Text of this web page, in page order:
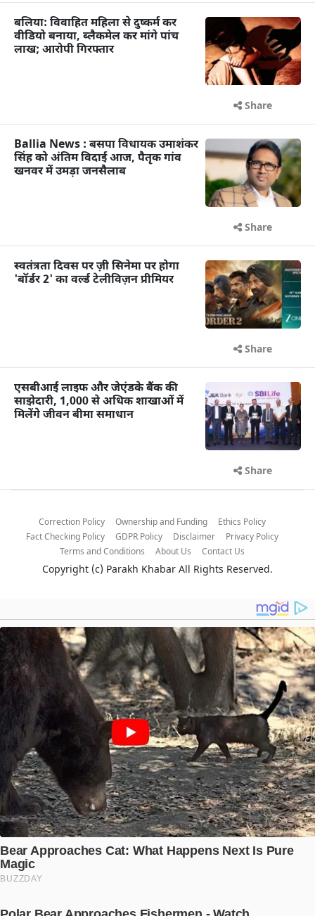
बलिया: विवाहित महिला से दुष्कर्म कर
वीडियो बनाया, ब्लैकमेल कर मांगे पांच
लाख; आरोपी गिरफ्तार
Share
Ballia News : बसपा विधायक उमाशंकर
सिंह को अंतिम विदाई आज, पैतृक गांव
खनवर में उमड़ा जनसैलाब
Share
स्वतंत्रता दिवस पर ज़ी सिनेमा पर होगा
'बॉर्डर 2' का वर्ल्ड टेलीविज़न प्रीमियर
Share
एसबीआई लाइफ और जेएंडके बैंक की
साझेदारी, 1,000 से अधिक शाखाओं में
मिलेंगे जीवन बीमा समाधान
Share
Correction Policy Ownership and Funding
Ethics Policy
Fact Checking Policy
GDPR Policy Disclaimer
Privacy Policy
Terms and Conditions
About Us Contact Us
Copyright (c) Parakh Khabar All Rights Reserved.